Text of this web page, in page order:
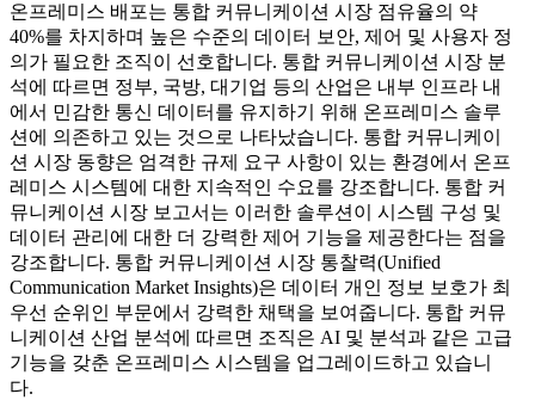
온프레미스 배포는 통합 커뮤니케이션 시장 점유율의 약
40%를 차지하며 높은 수준의 데이터 보안, 제어 및 사용자 정
의가 필요한 조직이 선호합니다. 통합 커뮤니케이션 시장 분
석에 따르면 정부, 국방, 대기업 등의 산업은 내부 인프라 내
에서 민감한 통신 데이터를 유지하기 위해 온프레미스 솔루
션에 의존하고 있는 것으로 나타났습니다. 통합 커뮤니케이
션 시장 동향은 엄격한 규제 요구 사항이 있는 환경에서 온프
레미스 시스템에 대한 지속적인 수요를 강조합니다. 통합 커
뮤니케이션 시장 보고서는 이러한 솔루션이 시스템 구성 및
데이터 관리에 대한 더 강력한 제어 기능을 제공한다는 점을
강조합니다. 통합 커뮤니케이션 시장 통찰력(Unified
Communication Market Insights)은 데이터 개인 정보 보호가 최
우선 순위인 부문에서 강력한 채택을 보여줍니다. 통합 커뮤
니케이션 산업 분석에 따르면 조직은 AI 및 분석과 같은 고급
기능을 갖춘 온프레미스 시스템을 업그레이드하고 있습니
다.